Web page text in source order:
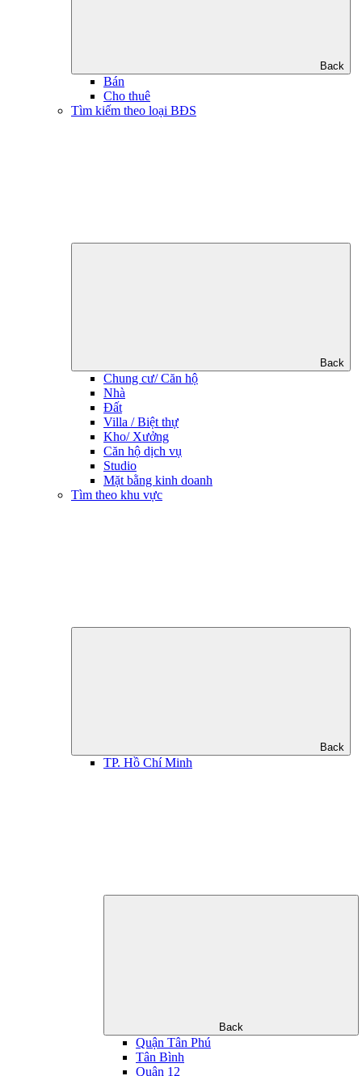
Back
Bán
Cho thuê
Tìm kiếm theo loại BĐS
Back
Chung cư/ Căn hộ
Nhà
Đất
Villa / Biệt thự
Kho/ Xưởng
Căn hộ dịch vụ
Studio
Mặt bằng kinh doanh
Tìm theo khu vực
Back
TP. Hồ Chí Minh
Back
Quận Tân Phú
Tân Bình
Quận 12